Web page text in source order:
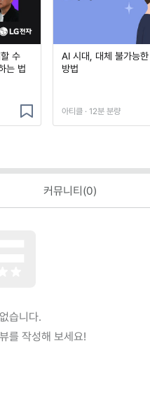
수
는 법
AI 시대, 대체 불가능
방법
아티클 · 12분 분량
커뮤니티(0)
습니다.
를 작성해 보세요!